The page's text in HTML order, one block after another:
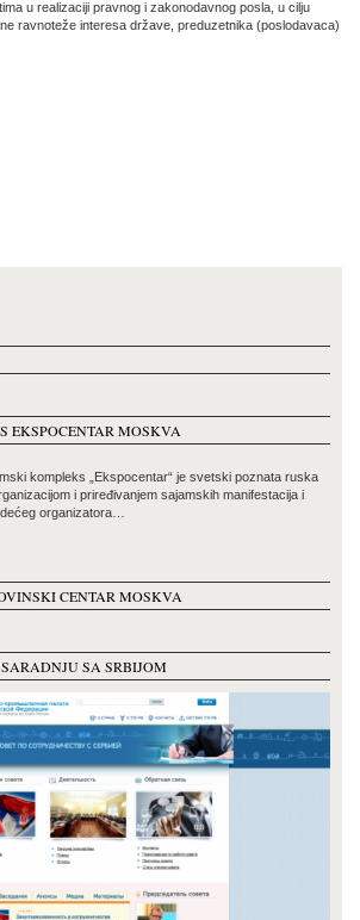
u realizaciji pravnog i zakonodavnog posla, u cilju
ravnoteže interesa države, preduzetnika (poslodavaca)
EKSPOCENTAR MOSKVA
kompleks „Ekspocentar“ je svetski poznata ruska
i priređivanjem sajamskih manifestacija i
organizatora…
CENTAR MOSKVA
SA SRBIJOM